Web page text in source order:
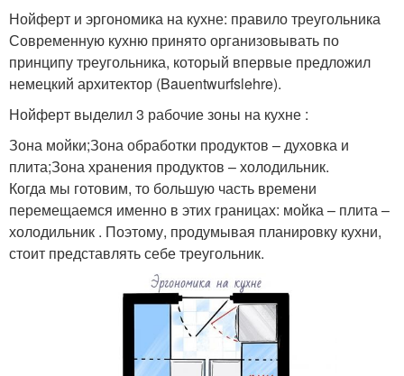
Нойферт и эргономика на кухне: правило треугольника
Современную кухню принято организовывать по
принципу треугольника, который впервые предложил
немецкий архитектор (Bauentwurfslehre).
Нойферт выделил 3 рабочие зоны на кухне :
Зона мойки;Зона обработки продуктов – духовка и
плита;Зона хранения продуктов – холодильник.
Когда мы готовим, то большую часть времени
перемещаемся именно в этих границах: мойка – плита –
холодильник . Поэтому, продумывая планировку кухни,
стоит представлять себе треугольник.